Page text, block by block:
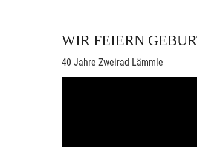
WIR FEIERN
40 Jahre Zweirad Lämmle